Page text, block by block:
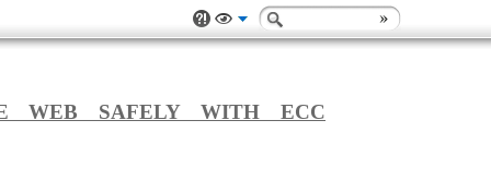
WEB SAFELY WITH ECC